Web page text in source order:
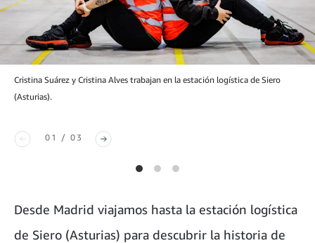
Cristina Suárez y Cristina Alves trabajan en la estación logística de Siero
(Asturias).
01 / 03
Desde Madrid viajamos hasta la estación logística
de Siero (Asturias) para descubrir la historia de